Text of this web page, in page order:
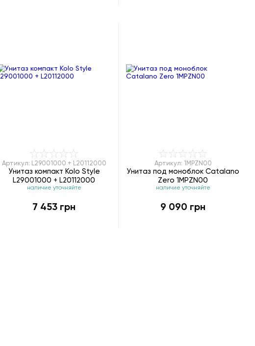
Артикул: L29001000 + L20112000
Унитаз компакт Kolo Style
L29001000 + L20112000
наличие уточняйте
7 453 грн
Артикул: 1MPZN00
Унитаз под моноблок Catalano
Zero 1MPZN00
наличие уточняйте
9 090 грн